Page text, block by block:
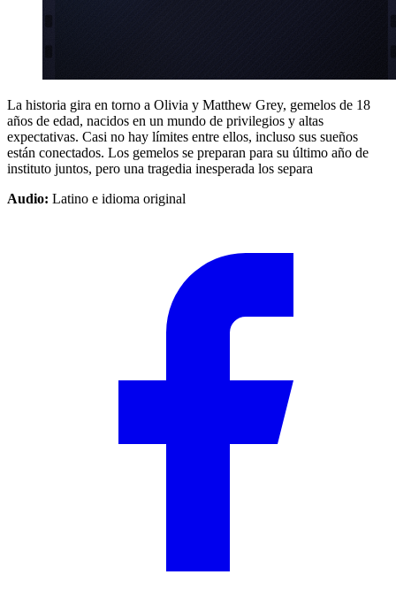
La historia gira en torno a Olivia y Matthew Grey, gemelos de 18
años de edad, nacidos en un mundo de privilegios y altas
expectativas. Casi no hay límites entre ellos, incluso sus sueños
están conectados. Los gemelos se preparan para su último año de
instituto juntos, pero una tragedia inesperada los separa
Audio: Latino e idioma original